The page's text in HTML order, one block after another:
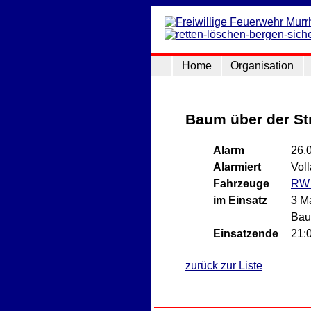
Home Organisation
Baum über der
Alarm
Alarmiert
Fahrzeuge
im Einsatz
3
Einsatzende
zurück zur Liste